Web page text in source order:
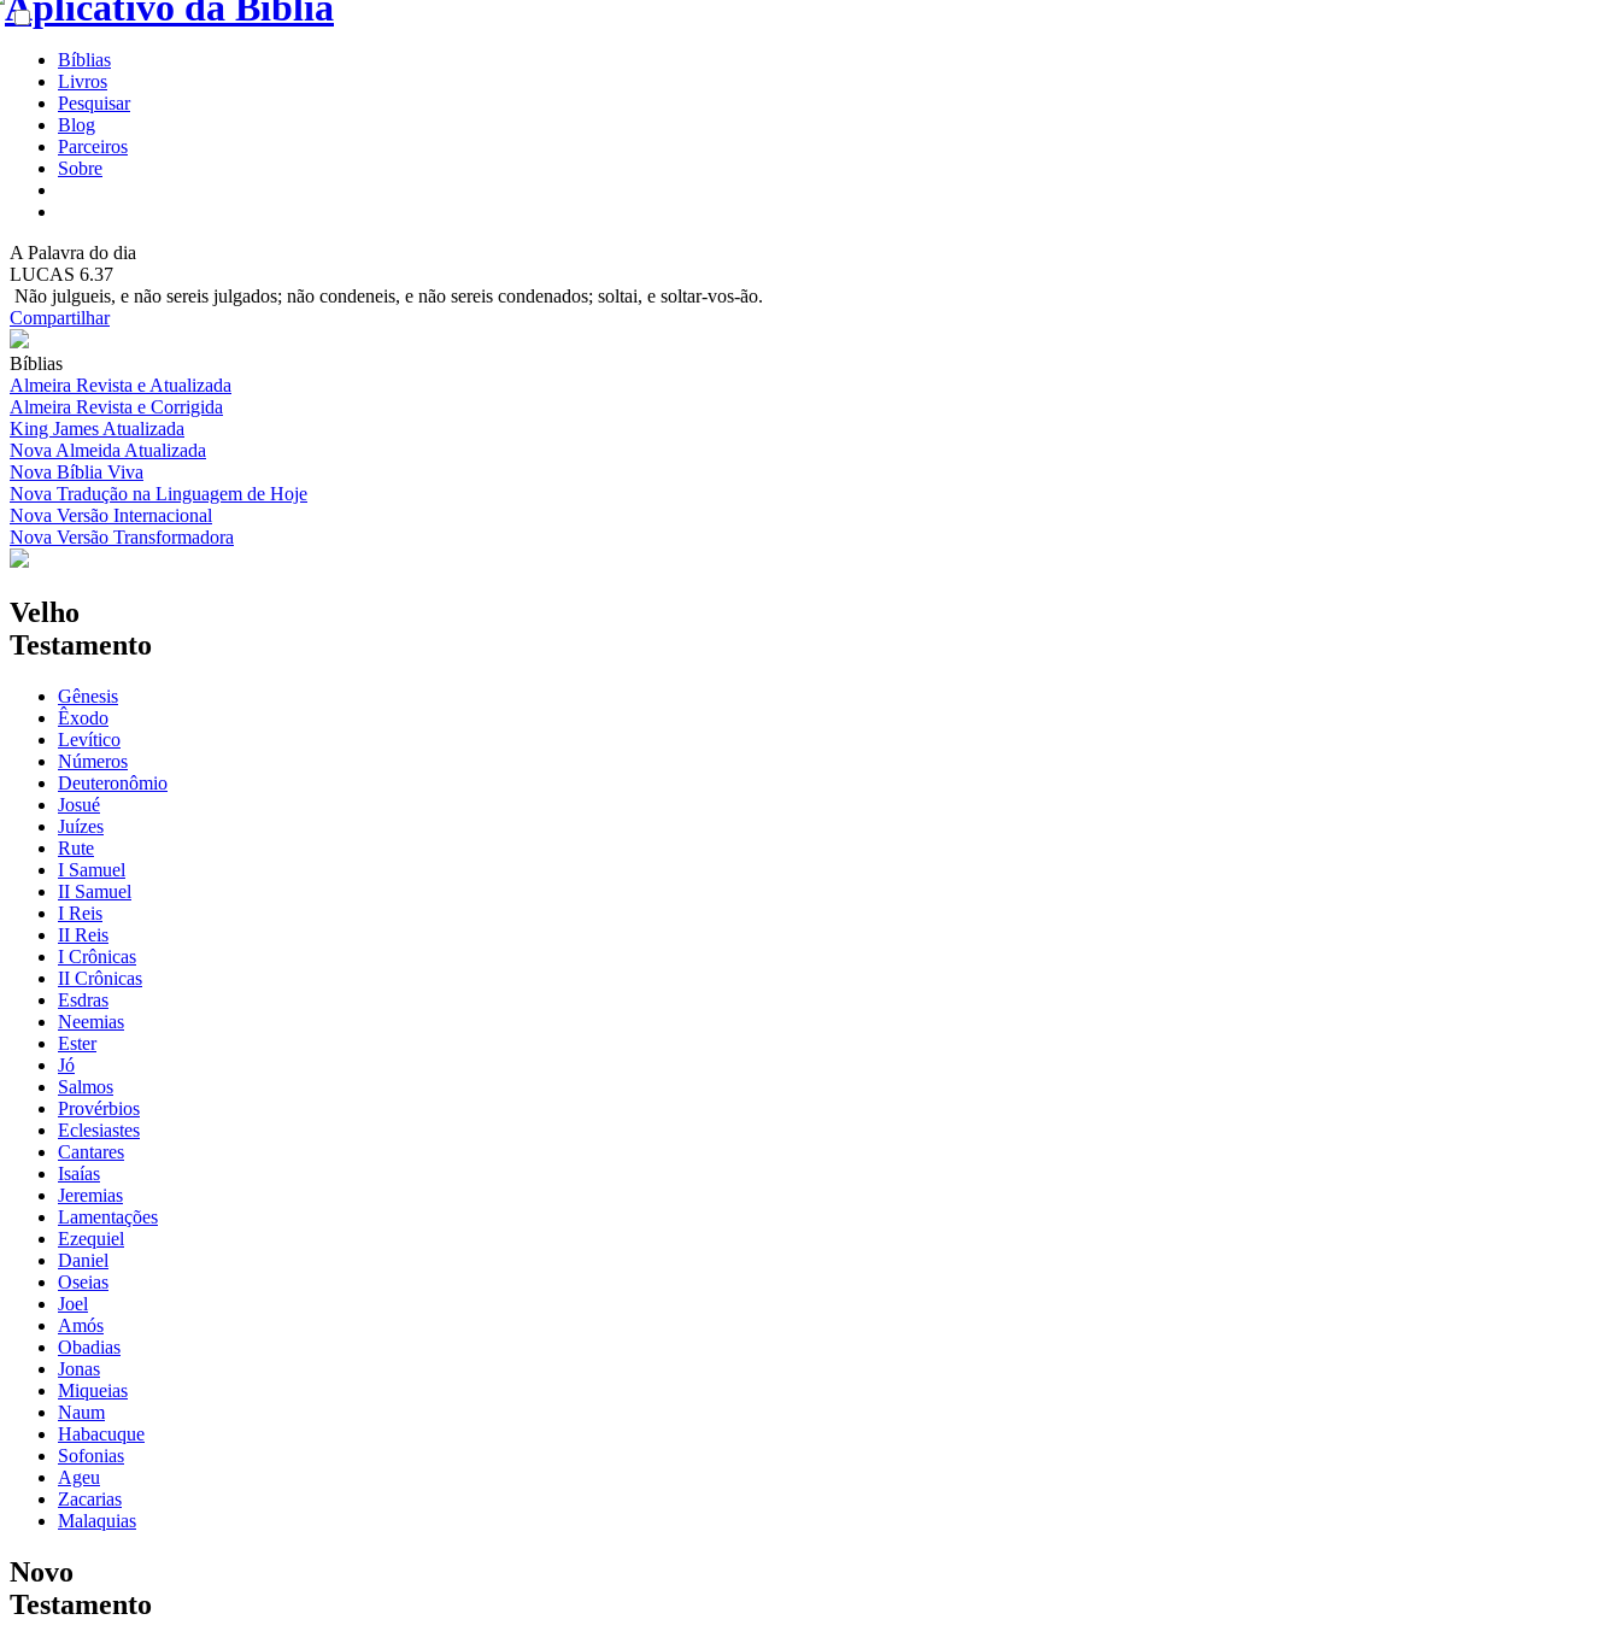
Bíblias
Livros
Pesquisar
Blog
Parceiros
Sobre
A Palavra do dia
LUCAS 6.37
Não julgueis, e não sereis julgados; não condeneis, e não sereis condenados; soltai, e soltar-vos-ão.
Compartilhar
Bíblias
Almeira Revista e Atualizada
Almeira Revista e Corrigida
King James Atualizada
Nova Almeida Atualizada
Nova Bíblia Viva
Nova Tradução na Linguagem de Hoje
Nova Versão Internacional
Nova Versão Transformadora
Velho
Testamento
Gênesis
Êxodo
Levítico
Números
Deuteronômio
Josué
Juízes
Rute
I Samuel
II Samuel
I Reis
II Reis
I Crônicas
II Crônicas
Esdras
Neemias
Ester
Jó
Salmos
Provérbios
Eclesiastes
Cantares
Isaías
Jeremias
Lamentações
Ezequiel
Daniel
Oseias
Joel
Amós
Obadias
Jonas
Miqueias
Naum
Habacuque
Sofonias
Ageu
Zacarias
Malaquias
Novo
Testamento